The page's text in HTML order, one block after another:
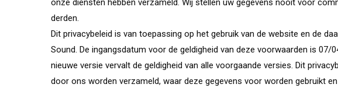
onze diensten hebben verzameld. Wij stellen uw gegevens nooit voor
derden.
Dit privacybeleid is van toepassing op het gebruik van de website en de
Sound. De ingangsdatum voor de geldigheid van deze voorwaarden is 07/
nieuwe versie vervalt de geldigheid van alle voorgaande versies. Dit
door ons worden verzameld, waar deze gegevens voor worden gebruikt